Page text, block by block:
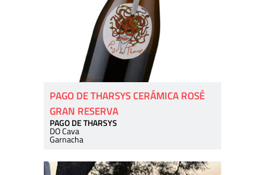
PAGO DE THARSYS CERÁMICA ROSÉ
GRAN RESERVA
PAGO DE THARSYS
DO Cava
Garnacha